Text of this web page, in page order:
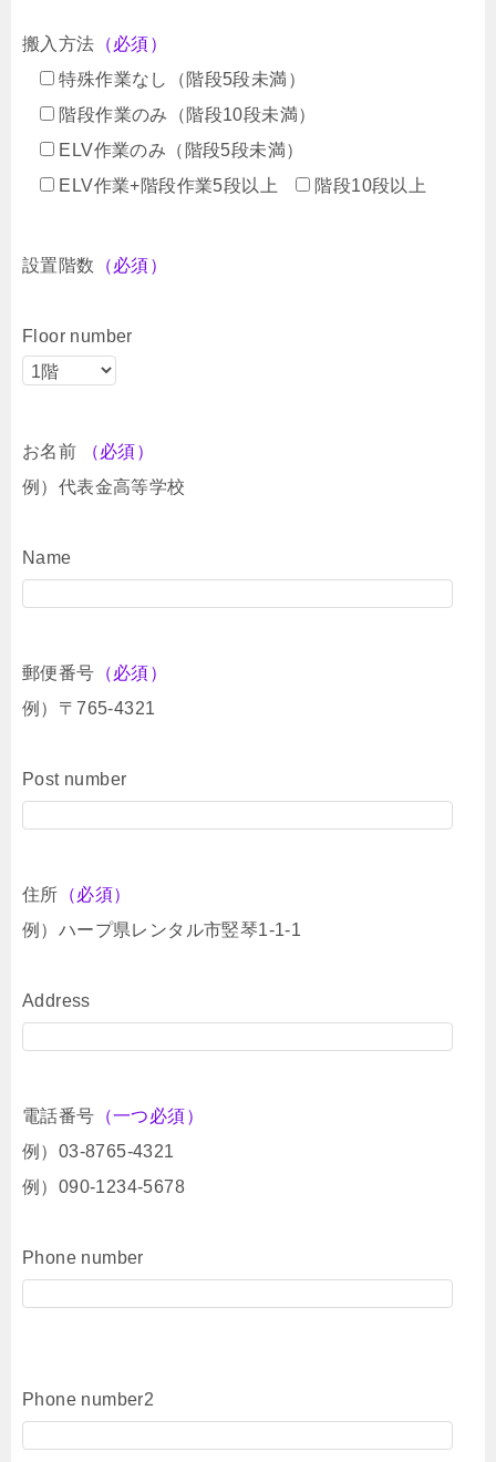
搬入方法 （必須）
特殊作業なし（階段5段未満）
階段作業のみ（階段10段未満）
ELV作業のみ（階段5段未満）
ELV作業+階段作業5段以上
階段10段以上
設置階数 （必須）
Floor number
お名前
（必須）
例）代表金高等学校
Name
郵便番号 （必須）
例）〒765-4321
Post number
住所 （必須）
例）ハープ県レンタル市竪琴1-1-1
Address
電話番号 （一つ必須）
例）03-8765-4321
例）090-1234-5678
Phone number
Phone number2